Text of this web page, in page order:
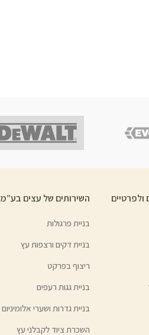
ולפרטיים השירותים של עצים בע”מ
בניית פרגולות
בניית דקים ורצפות עץ
ריצוף בפרקט
בניית גגות רעפים
בניית גדרות ושערי אלומיניום
השכרת ציוד לקבלני עץ